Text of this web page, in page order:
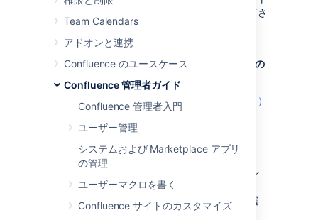
Team Calendars
アドオンと連携
Confluence のユースケース
Confluence 管理者ガイド
Confluence 管理者入門
ユーザー管理
システムおよび Marketplace アプリ
の管理
ユーザーマクロを書く
Confluence サイトのカスタマイズ
でのみ XSRF チェックを無効にすることが許可さ
れています。
Confluence インストールで、コメントの
XSRF 保護を無効にする前に、セキュリティ上の
リスクを慎重に検討してください。
XSRF（クロスサイト リクエスト フォージェリ）
について、 cgisecurity.com で詳しく読む。
[管理]
] を選択し
ます。
左側のパネルで [ セキュリティ設定 ] を選